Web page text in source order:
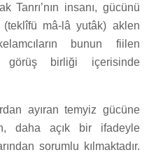
Tanrı’nın insanı, gücünü
(teklîfü mâ-lâ yutâk) aklen
bunun fiilen
görüş birliği içerisinde
ayıran temyiz gücüne
daha açık bir ifadeyle
sorumlu kılmaktadır.